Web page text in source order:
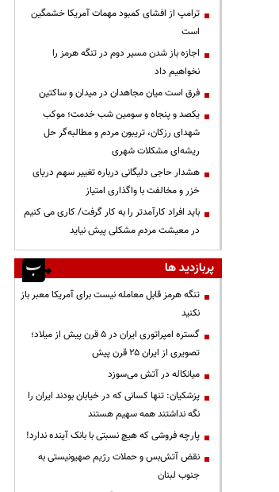
ترامپ از افشای کمبود مهمات آمریکا خشمگین
است
اجازه باز شدن مسیر دوم در تنگه هرمز را
نخواهیم داد
فرق است میان مجاهدان در میدان و ساکتین
یکصد و پنجاه و سومین شب خدمت؛ موکب
شهدای رزکان، تریبون مردم و مطالبه‌گر حل
ریشه‌ای مشکلات شهری
هشدار حاجی دلیگانی درباره تغییر سهم دریای
خزر و مخالفت با واگذاری امتیاز
باید افراد کارآمدتر را به کار گرفت/ کاری می کنیم
در معیشت مردم مشکلی پیش نیاید
پربازدید ها
تنگه هرمز قابل معامله نیست برای آمریکا معبر باز
نکنید
گستره امپراتوری ایران در ۵ قرن پیش از میلاد؛
تصویری از ایران ۲۵ قرن پیش
میانکاله در آتش می‌سوزد
پزشکیان: تنها کسانی که در خیابان بودند ایران را
نگه نداشتند همه سهیم هستند
پارچه فروشی که هیچ نسبتی با بانک آینده ندارد!
نقض آتش‌بس و حملات رژیم صهیونیستی به
جنوب لبنان